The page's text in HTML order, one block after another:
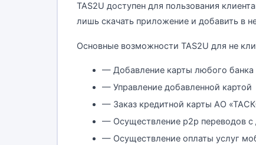
TAS2U доступен для пользования
лишь скачать приложение и добавить в
Основные возможности TAS2U для не
— Добавление карты любого банка
— Управление добавленной картой
— Заказ кредитной карты АО
— Осуществление p2p переводов с
— Осуществление оплаты услуг